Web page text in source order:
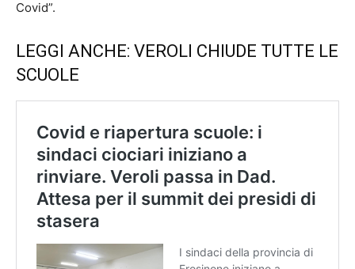
Covid”.
LEGGI ANCHE: VEROLI CHIUDE TUTTE LE
SCUOLE